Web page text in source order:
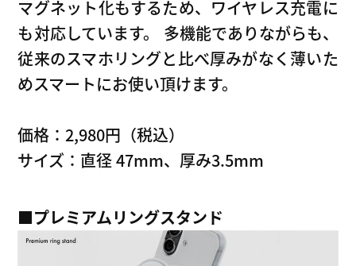
マグネット化もするため、ワイヤレス充電に
も対応しています。 多機能でありながらも、
従来のスマホリングと比べ厚みがなく薄いた
めスマートにお使い頂けます。
価格：2,980円（税込）
サイズ：直径 47mm、厚み3.5mm
■プレミアムリングスタンド